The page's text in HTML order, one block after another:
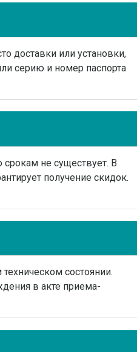
доставки или установки,
серию и номер паспорта
не существует. В
получение скидок.
состоянии.
в акте приема-